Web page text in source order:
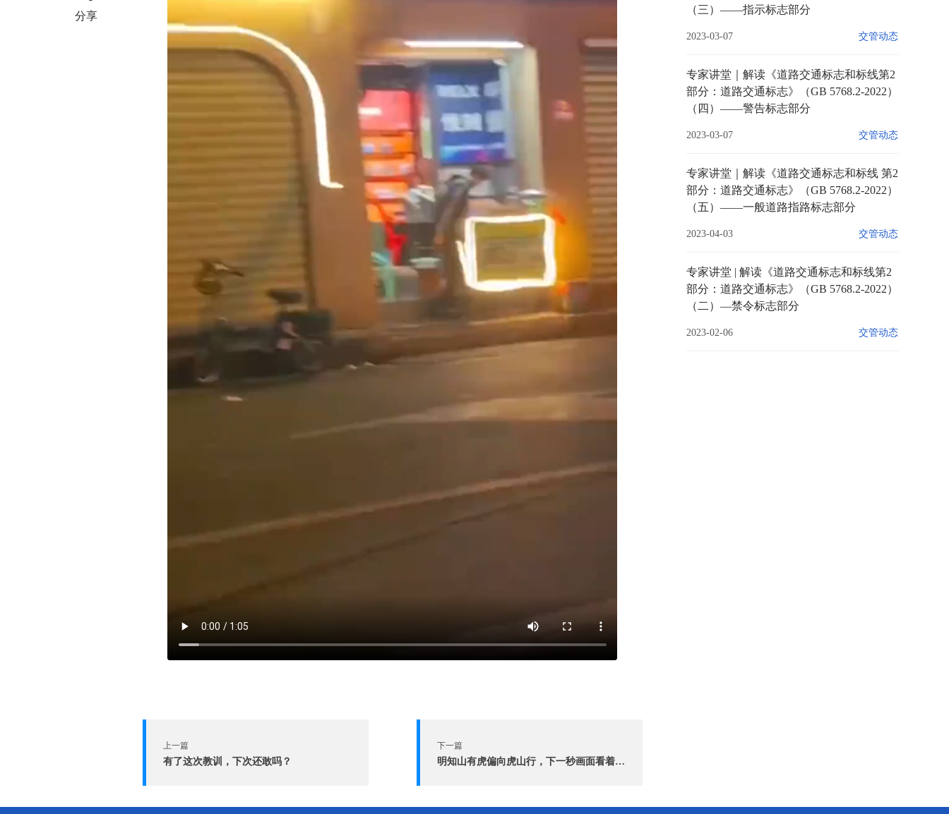
分享
上一篇
有了这次教训，下次还敢吗？
下一篇
明知山有虎偏向虎山行，下一秒画面看着都痛！
（三）——指示标志部分
2023-03-07 交管动态
专家讲堂｜解读《道路交通标志和标线第2
部分：道路交通标志》（GB 5768.2-2022）
（四）——警告标志部分
2023-03-07 交管动态
专家讲堂｜解读《道路交通标志和标线 第2
部分：道路交通标志》（GB 5768.2-2022）
（五）——一般道路指路标志部分
2023-04-03 交管动态
专家讲堂 | 解读《道路交通标志和标线第2
部分：道路交通标志》（GB 5768.2-2022）
（二）—禁令标志部分
2023-02-06 交管动态